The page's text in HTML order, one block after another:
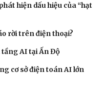
hiện dấu hiệu của “hạt
rời trên điện thoại?
AI tại Ấn Độ
cơ sở điện toán AI lớn